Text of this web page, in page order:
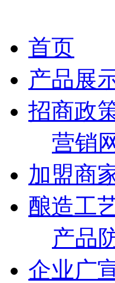
首页
产品展
招商政
营销
加盟商
酿造工
产品
企业广